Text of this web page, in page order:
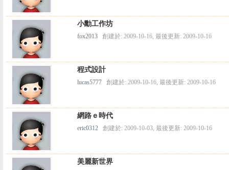
小勳工作坊
fox2013 創建於: 2009-10-16, 最後更新: 2009-10-16
程式設計
lucas5777 創建於: 2009-10-16, 最後更新: 2009-10-16
網路ｅ時代
eric0312 創建於: 2009-10-03, 最後更新: 2009-10-16
美麗新世界